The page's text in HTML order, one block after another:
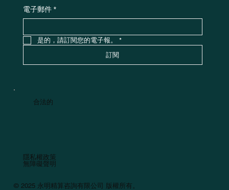
電子郵件 *
是的，請訂閱您的電子報。
*
訂閱
合法的
隱私權政策
無障礙聲明
© 2025 永明精算咨詢有限公司 版權所有。